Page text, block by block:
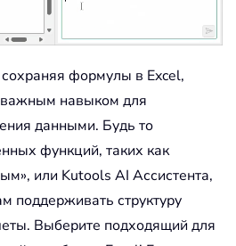
формулы в Excel,
навыком для
данными. Будь то
функций, таких как
или Kutools AI Ассистента,
поддерживать структуру
Выберите подходящий для